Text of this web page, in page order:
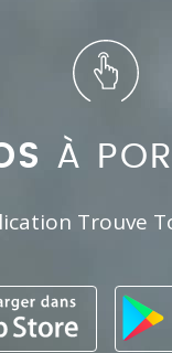
À
Trouve